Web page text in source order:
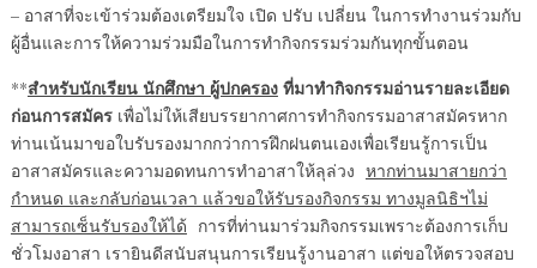
– อาสาที่จะเข้าร่วมต้องเตรียมใจ เปิด ปรับ เปลี่ยน ในการทำงานร่วมกับ
ผู้อื่นและการให้ความร่วมมือในการทำกิจกรรมร่วมกันทุกขั้นตอน
**สำหรับนักเรียน นักศึกษา ผู้ปกครองที่มาทำกิจกรรมอ่านรายละเอียด
ก่อนการสมัครเพื่อไม่ให้เสียบรรยากาศการทำกิจกรรมอาสาสมัครหาก
ท่านเน้นมาขอใบรับรองมากกว่าการฝึกฝนตนเองเพื่อเรียนรู้การเป็น
อาสาสมัครและความอดทนการทำอาสาให้ลุล่วง หากท่านมาสายกว่า
กำหนด และกลับก่อนเวลา แล้วขอให้รับรองกิจกรรม ทางมูลนิธิฯไม่
สามารถเซ็นรับรองให้ได้การที่ท่านมาร่วมกิจกรรมเพราะต้องการเก็บ
ชั่วโมงอาสา เรายินดีสนับสนุนการเรียนรู้งานอาสา แต่ขอให้ตรวจสอบ